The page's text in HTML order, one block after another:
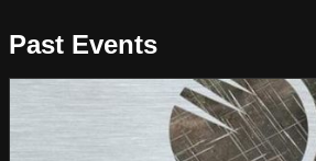
Past Events